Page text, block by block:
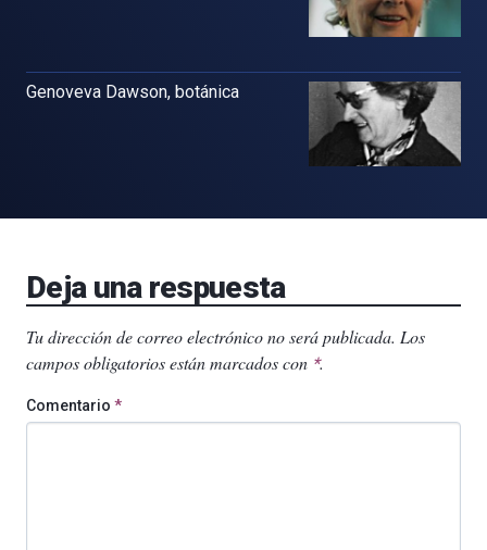
Genoveva Dawson, botánica
Deja una respuesta
Tu dirección de correo electrónico no será publicada. Los
campos obligatorios están marcados con *.
Comentario *